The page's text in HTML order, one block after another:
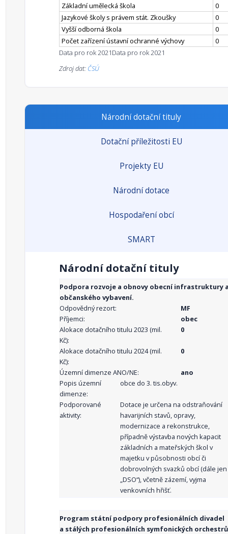
Základní umělecká škola
0
Jazykové školy s právem stát. Zkoušky
0
Vyšší odborná škola
0
Počet zařízení ústavní ochranné výchovy
0
Data pro rok 2021Data pro rok 2021
Zdroj dat: ČSÚ
Národní dotační tituly
Dotační příležitosti EU
Projekty EU
Národní dotace
Hospodaření obcí
SMART
Národní dotační tituly
Podpora rozvoje a obnovy obecní infrastruktury
občanského vybavení.
Odpovědný rezort:
MF
Příjemci:
obec
Alokace dotačního titulu 2023 (mil.
Kč):
0
Alokace dotačního titulu 2024 (mil.
Kč):
0
Územní dimenze ANO/NE:
ano
Popis územní
dimenze:
obce do 3. tis.obyv.
Podporované
aktivity:
Dotace je určena na odstraňování
havarijních stavů, opravy,
modernizace a rekonstrukce,
případně výstavba nových kapacit
základních a mateřských škol v
majetku v působnosti obcí či
dobrovolných svazků obcí (dále jen
„DSO“), včetně zázemí, vyjma
venkovních hřišť.
Program státní podpory profesionálních divadel
a stálých profesionálních symfonických orchestrů